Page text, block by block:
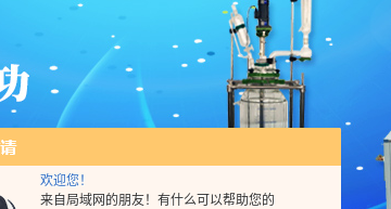
欢迎您！
来自局域网的朋友！有什么可以帮助您的